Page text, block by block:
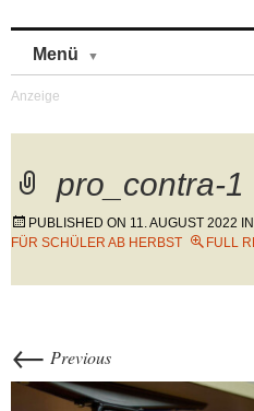
Menü
pro_contra-1
PUBLISHED ON 11. AUGUST 2022 IN
FÜR SCHÜLER AB HERBST
FULL
← Previous